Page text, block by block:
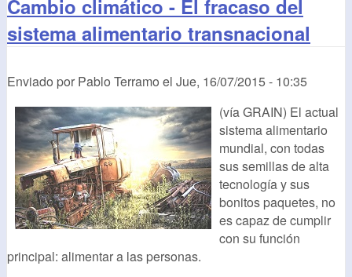
Cambio climático - El fracaso del
sistema alimentario transnacional
Enviado por Pablo Terramo el Jue, 16/07/2015 - 10:35
(vía GRAIN) El actual
sistema alimentario
mundial, con todas
sus semillas de alta
tecnología y sus
bonitos paquetes, no
es capaz de cumplir
con su función
principal: alimentar a las personas.